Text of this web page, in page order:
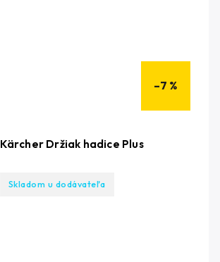
–7 %
Kärcher Držiak hadice Plus
Skladom u dodávateľa